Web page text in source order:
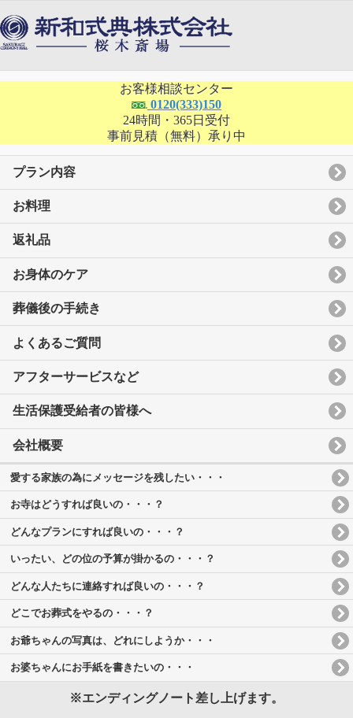
お客様相談センター
0120(333)150
24時間・365日受付
事前見積（無料）承り中
プラン内容
お料理
返礼品
お身体のケア
葬儀後の手続き
よくあるご質問
アフターサービスなど
生活保護受給者の皆様へ
会社概要
愛する家族の為にメッセージを残したい・・・
お寺はどうすれば良いの・・・？
どんなプランにすれば良いの・・・？
いったい、どの位の予算が掛かるの・・・？
どんな人たちに連絡すれば良いの・・・？
どこでお葬式をやるの・・・？
お爺ちゃんの写真は、どれにしようか・・・
お婆ちゃんにお手紙を書きたいの・・・
※エンディングノート差し上げます。